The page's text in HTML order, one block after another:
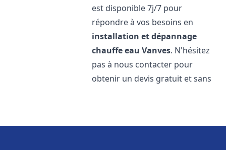
est disponible 7j/7 pour
répondre à vos besoins en
installation et dépannage
chauffe eau Vanves. N'hésitez
pas à nous contacter pour
obtenir un devis gratuit et sans